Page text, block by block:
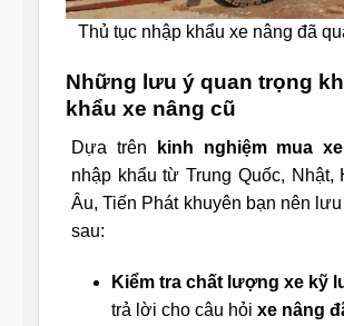
Thủ tục nhập khẩu xe nâng đã
Những lưu ý quan trọng
khẩu xe nâng cũ
Dựa trên
kinh nghiệm mua
nhập khẩu từ Trung Quốc, Nhật,
Âu, Tiến Phát khuyên bạn nên
sau:
Kiểm tra chất lượng xe kỹ
trả lời cho câu hỏi xe nâng